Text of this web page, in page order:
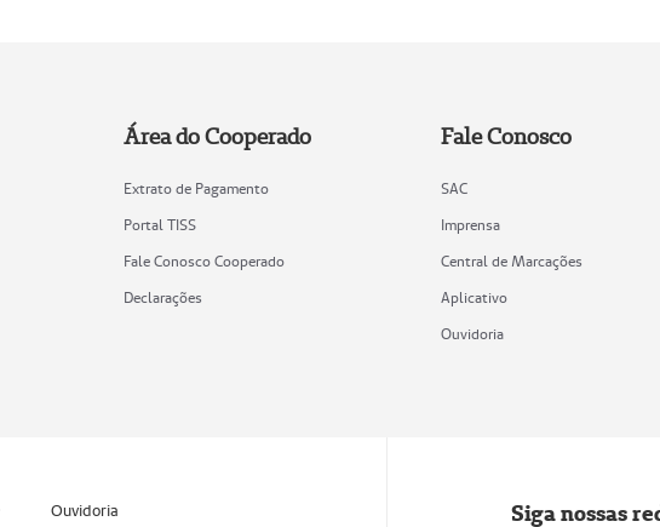
Área do Cooperado
Extrato de Pagamento
Portal TISS
Fale Conosco Cooperado
Declarações
Fale Conosco
SAC
Imprensa
Central de Marcações
Aplicativo
Ouvidoria
Ouvidoria Siga nossas